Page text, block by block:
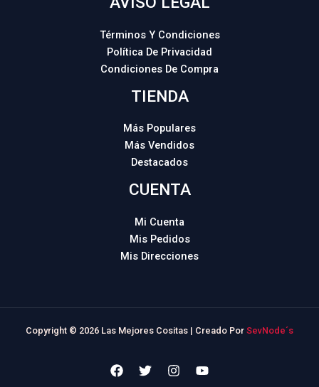
Términos Y Condiciones
Política De Privacidad
Condiciones De Compra
TIENDA
Más Populares
Más Vendidos
Destacados
CUENTA
Mi Cuenta
Mis Pedidos
Mis Direcciones
Copyright © 2026 Las Mejores Cositas | Creado Por SevNode´s